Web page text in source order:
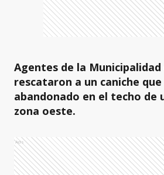
Agentes de la Municipalidad
rescataron a un caniche
abandonado en el techo de
zona oeste.
Ads